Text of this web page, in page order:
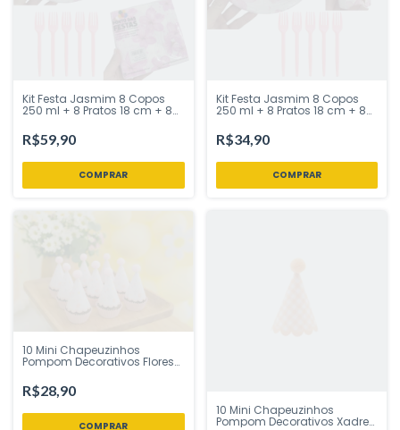
Kit Festa Jasmim 8 Copos
250 ml + 8 Pratos 18 cm + 8
Guardanapos 33 x 33 cm
Ponto das Festas - Ins
R$59,90
Kit Festa Jasmim 8 Copos
250 ml + 8 Pratos 18 cm + 8
Festas - Inspire Sua Festa
Loja
R$34,90
10 Mini Chapeuzinhos
Pompom Decorativos Flores
Inspire sua Festa Loja
R$28,90
10 Mini Chapeuzinhos
Pompom Decorativos Xadrez